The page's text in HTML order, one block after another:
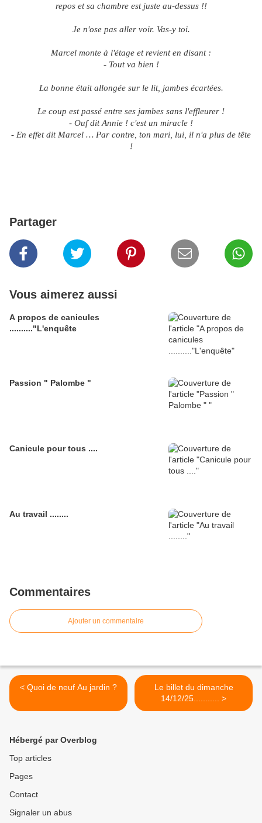
repos et sa chambre est juste au-dessus !!
Je n'ose pas aller voir. Vas-y toi.
Marcel monte à l'étage et revient en disant :
- Tout va bien !
La bonne était allongée sur le lit, jambes écartées.
Le coup est passé entre ses jambes sans l'effleurer !
- Ouf dit Annie ! c'est un miracle !
- En effet dit Marcel … Par contre, ton mari, lui, il n'a plus de tête
!
Partager
Vous aimerez aussi
A propos de canicules
.........."L'enquête
Passion " Palombe "
Canicule pour tous ....
Au travail ........
Commentaires
Ajouter un commentaire
< Quoi de neuf Au jardin ?
Le billet du dimanche
14/12/25........... >
Hébergé par Overblog
Top articles
Pages
Contact
Signaler un abus